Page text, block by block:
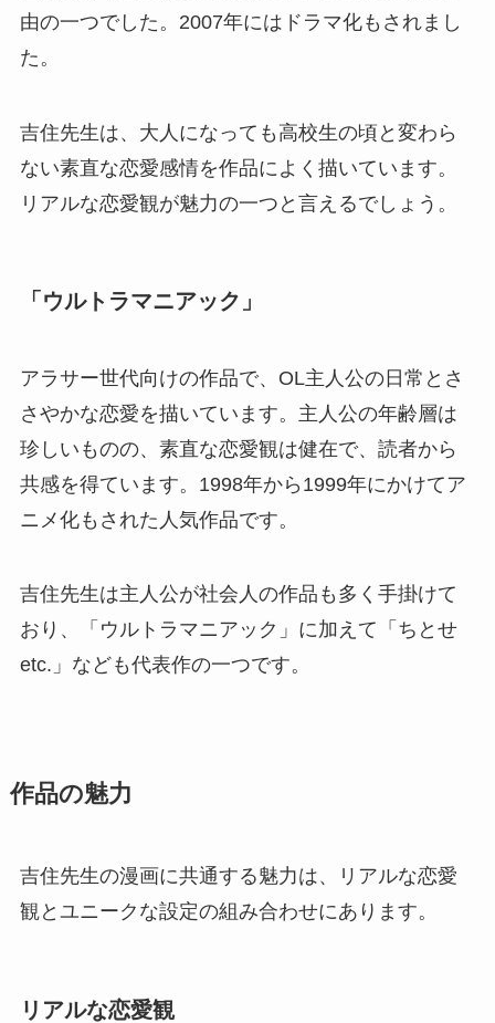
由の一つでした。2007年にはドラマ化もされまし
た。
吉住先生は、大人になっても高校生の頃と変わら
ない素直な恋愛感情を作品によく描いています。
リアルな恋愛観が魅力の一つと言えるでしょう。
「ウルトラマニアック」
アラサー世代向けの作品で、OL主人公の日常とさ
さやかな恋愛を描いています。主人公の年齢層は
珍しいものの、素直な恋愛観は健在で、読者から
共感を得ています。1998年から1999年にかけてア
ニメ化もされた人気作品です。
吉住先生は主人公が社会人の作品も多く手掛けて
おり、「ウルトラマニアック」に加えて「ちとせ
etc.」なども代表作の一つです。
作品の魅力
吉住先生の漫画に共通する魅力は、リアルな恋愛
観とユニークな設定の組み合わせにあります。
リアルな恋愛観